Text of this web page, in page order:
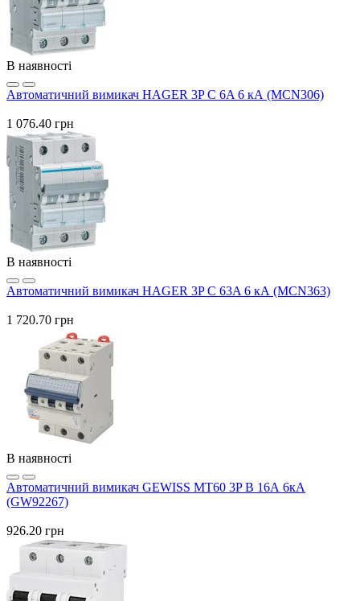
В наявності
Автоматичний вимикач HAGER 3P C 6A 6 кА (MCN306)
1 076.40 грн
В наявності
Автоматичний вимикач HAGER 3P C 63A 6 кА (MCN363)
1 720.70 грн
В наявності
Автоматичний вимикач GEWISS МТ60 3P B 16А 6кА
(GW92267)
926.20 грн